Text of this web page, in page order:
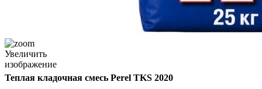
Увеличить
изображение
Теплая кладочная смесь Perel TKS 2020